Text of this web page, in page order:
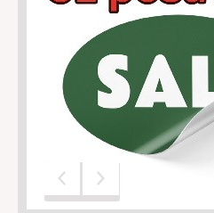
Предыдущий слайд
Следующий слайд